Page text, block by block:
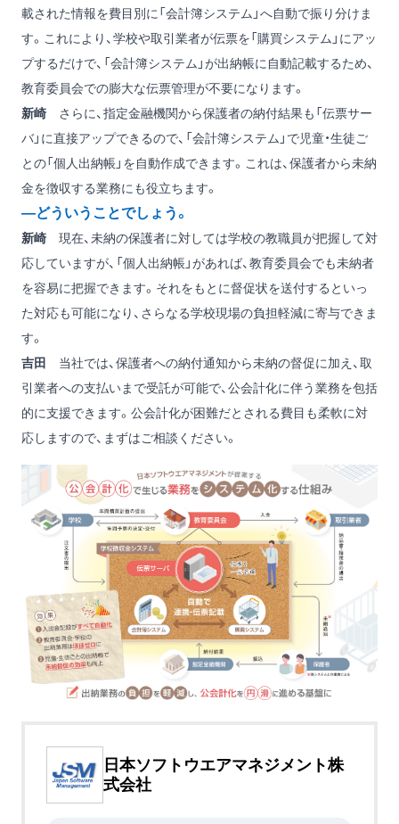
載された情報を費目別に「会計簿システム」へ自動で振り分けま
す。これにより、学校や取引業者が伝票を「購買システム」にアッ
プするだけで、「会計簿システム」が出納帳に自動記載するため、
教育委員会での膨大な伝票管理が不要になります。
新崎 さらに、指定金融機関から保護者の納付結果も「伝票サー
バ」に直接アップできるので、「会計簿システム」で児童・生徒ご
との「個人出納帳」を自動作成できます。これは、保護者から未納
金を徴収する業務にも役立ちます。
―どういうことでしょう。
新崎 現在、未納の保護者に対しては学校の教職員が把握して対
応していますが、「個人出納帳」があれば、教育委員会でも未納者
を容易に把握できます。それをもとに督促状を送付するといっ
た対応も可能になり、さらなる学校現場の負担軽減に寄与できま
す。
吉田
当社では、保護者への納付通知から未納の督促に加え、取
引業者への支払いまで受託が可能で、公会計化に伴う業務を包括
的に支援できます。公会計化が困難だとされる費目も柔軟に対
応しますので、まずはご相談ください。
日本ソフトウエアマネジメント株
式会社